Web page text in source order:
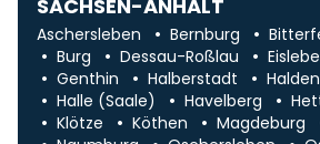
SACHSEN-ANHALT
Aschersleben Bernburg
Burg
Dessau-Roßlau
Genthin
Halberstadt
Halle (Saale)
Havelberg
Klötze
Köthen Magdeburg